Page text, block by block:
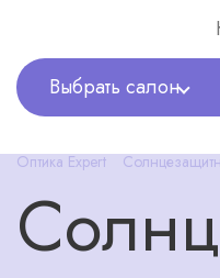
Выбрать салон
Оптика Expert